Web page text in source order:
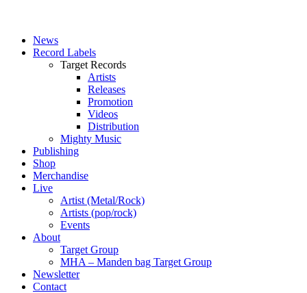
News
Record Labels
Target Records
Artists
Releases
Promotion
Videos
Distribution
Mighty Music
Publishing
Shop
Merchandise
Live
Artist (Metal/Rock)
Artists (pop/rock)
Events
About
Target Group
MHA – Manden bag Target Group
Newsletter
Contact